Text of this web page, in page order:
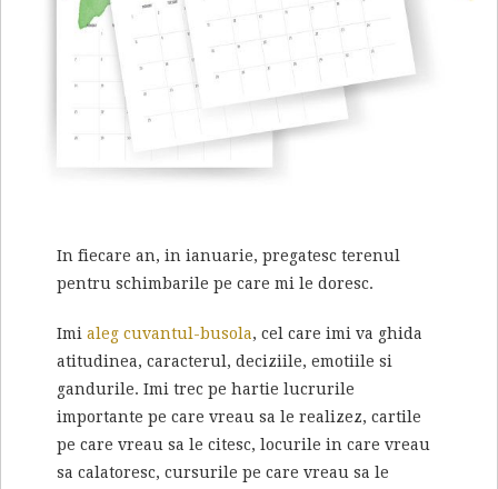
In fiecare an, in ianuarie, pregatesc terenul
pentru schimbarile pe care mi le doresc.
Imi aleg cuvantul-busola, cel care imi va ghida
atitudinea, caracterul, deciziile, emotiile si
gandurile. Imi trec pe hartie lucrurile
importante pe care vreau sa le realizez, cartile
pe care vreau sa le citesc, locurile in care vreau
sa calatoresc, cursurile pe care vreau sa le